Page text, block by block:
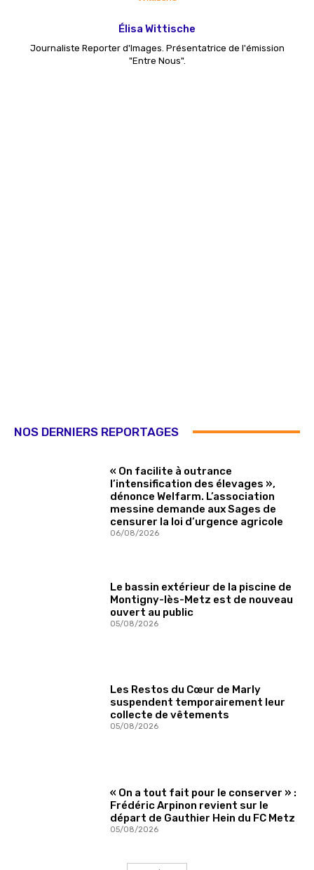
Élisa Wittische
Journaliste Reporter d'Images. Présentatrice de l'émission
"Entre Nous".
NOS DERNIERS REPORTAGES
« On facilite à outrance
l’intensification des élevages »,
dénonce Welfarm. L’association
messine demande aux Sages de
censurer la loi d’urgence agricole
06/08/2026
Le bassin extérieur de la piscine de
Montigny-lès-Metz est de nouveau
ouvert au public
05/08/2026
Les Restos du Cœur de Marly
suspendent temporairement leur
collecte de vêtements
05/08/2026
« On a tout fait pour le conserver » :
Frédéric Arpinon revient sur le
départ de Gauthier Hein du FC Metz
05/08/2026